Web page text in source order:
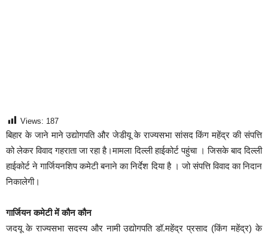
Views: 187
बिहार के जाने माने उद्योगपति और जेडीयू के राज्यसभा सांसद किंग महेंद्र की संपत्ति
को लेकर विवाद गहराता जा रहा है।मामला दिल्ली हाईकोर्ट पहुंचा । जिसके बाद दिल्ली
हाईकोर्ट ने गार्जियनशिप कमेटी बनाने का निर्देश दिया है । जो संपत्ति विवाद का निदान
निकालेगी।
गार्जियन कमेटी में कौन कौन
जदयू के राज्यसभा सदस्य और नामी उद्योगपति डॉ.महेंद्र प्रसाद (किंग महेंद्र) के